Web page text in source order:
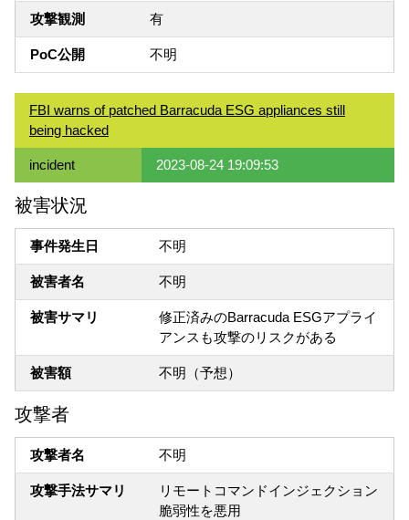
攻撃観測 有
PoC公開 不明
FBI warns of patched Barracuda ESG appliances still
being hacked
incident 2023-08-24 19:09:53
被害状況
事件発生日 不明
被害者名 不明
被害サマリ
修正済みのBarracuda ESGアプライ
アンスも攻撃のリスクがある
被害額 不明（予想）
攻撃者
攻撃者名 不明
攻撃手法サマリ
リモートコマンドインジェクション
脆弱性を悪用